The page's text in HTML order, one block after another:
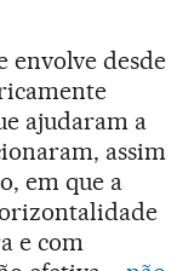
envolve desde
ajudaram a
assim
em que a
e com